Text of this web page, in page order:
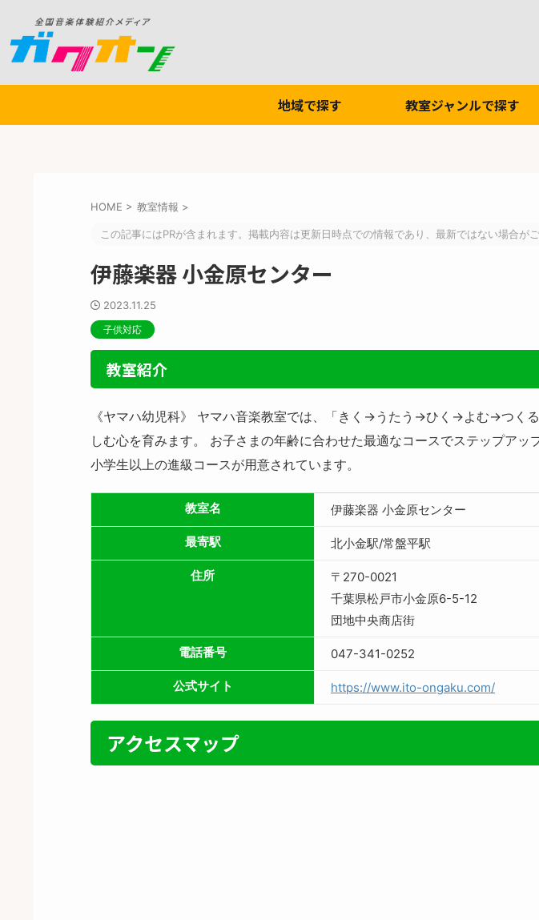
地域で探す 教室ジャンルで探す
HOME > 教室情報 >
この記事にはPRが含まれます。掲載内容は更新日時点での情報であり、最新ではない場合がご
伊藤楽器 小金原センター
2023.11.25
子供対応
教室紹介
《ヤマハ幼児科》 ヤマハ音楽教室では、「きく→うたう→ひく→よむ→つく
しむ心を育みます。 お子さまの年齢に合わせた最適なコースでステップア
小学生以上の進級コースが用意されています。
教室名 伊藤楽器 小金原センター
最寄駅 北小金駅/常盤平駅
住所
〒270-0021
千葉県松戸市小金原6-5-12
団地中央商店街
電話番号 047-341-0252
公式サイト https://www.ito-ongaku.com/
アクセスマップ